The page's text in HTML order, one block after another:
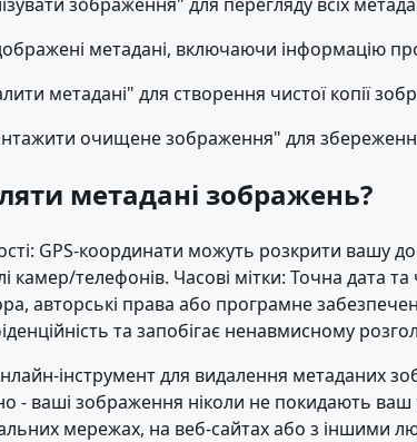
метадані, включаючи інформацію
метадані" для створення чистої копії
очищене зображення" для збереження
метадані зображень?
GPS-координати можуть розкрити
камер/телефонів. Часові мітки: Точна дата
авторські права або програмне
та запобігає ненавмисному
інструмент для видалення метаданих
- ваші зображення ніколи не покидають
мережах, на веб-сайтах або з іншими